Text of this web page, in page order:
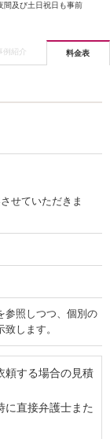
間及び土日祝日も事前
事例紹介 料金表
せていただきま
参照しつつ、個別の
します。
頼する場合の見積
に直接弁護士また